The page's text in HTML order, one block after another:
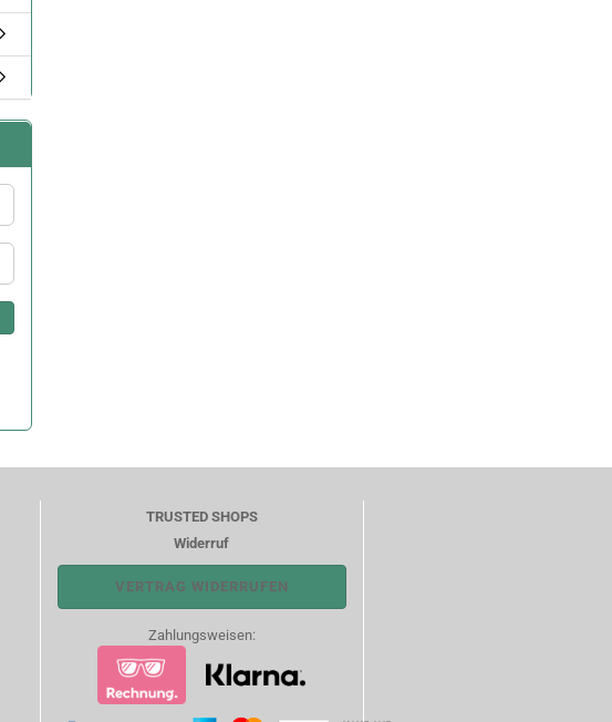
TRUSTED SHOPS
Widerruf
VERTRAG WIDERRUFEN
Zahlungsweisen: